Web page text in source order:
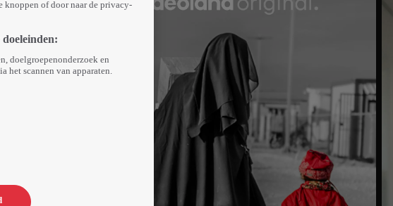
of door naar de privacy-
doelgroepenonderzoek en
scannen van apparaten.